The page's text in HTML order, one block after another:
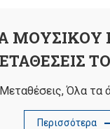
ΜΟΥΣΙΚΟΥ
Μεταθέσεις,Όλα τα
Περισσότερα